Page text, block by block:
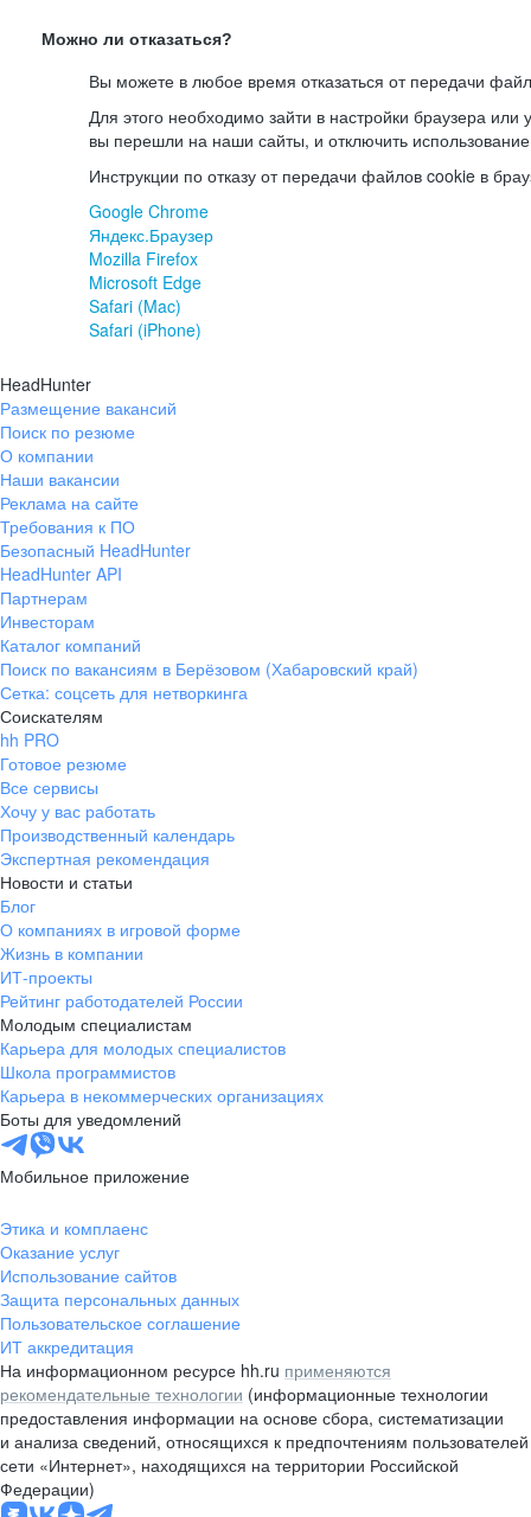
Можно ли отказаться?
Вы можете в любое время отказаться от передачи
Для этого необходимо зайти в настройки браузера или
вы перешли на наши сайты, и отключить
Инструкции по отказу от передачи файлов cookie в
Google Chrome
Яндекс.Браузер
Mozilla Firefox
Microsoft Edge
Safari (Mac)
Safari (iPhone)
HeadHunter
Размещение вакансий
Поиск по резюме
О компании
Наши вакансии
Реклама на сайте
Требования к ПО
Безопасный HeadHunter
HeadHunter API
Партнерам
Инвесторам
Каталог компаний
Поиск по вакансиям в Берёзовом (Хабаровский край)
Сетка: соцсеть для нетворкинга
Соискателям
hh PRO
Готовое резюме
Все сервисы
Хочу у вас работать
Производственный календарь
Экспертная рекомендация
Новости и статьи
Блог
О компаниях в игровой форме
Жизнь в компании
ИТ-проекты
Рейтинг работодателей России
Молодым специалистам
Карьера для молодых специалистов
Школа программистов
Карьера в некоммерческих организациях
Боты для уведомлений
Мобильное приложение
Этика и комплаенс
Оказание услуг
Использование сайтов
Защита персональных данных
Пользовательское соглашение
ИТ аккредитация
На информационном ресурсе hh.ru применяются
рекомендательные технологии (информационные технологии
предоставления информации на основе сбора, систематизации
и анализа сведений, относящихся к предпочтениям пользователей
сети «Интернет», находящихся на территории Российской
Федерации)